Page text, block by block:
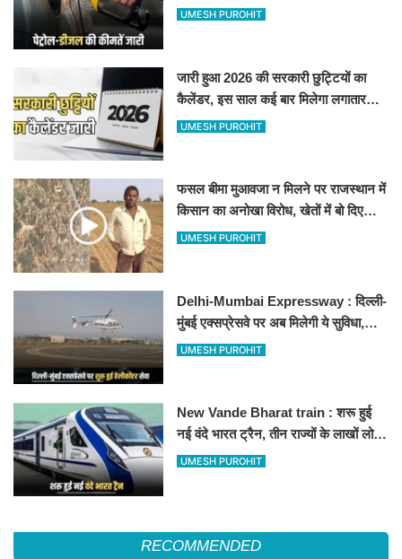
जानिए बीकानेर समेत पुरे प्रदेश में नए रेट
UMESH PUROHIT
जारी हुआ 2026 की सरकारी छुट्टियों का
कैलेंडर, इस साल कई बार मिलेगा लगातार
अवकाश, देखें
UMESH PUROHIT
फसल बीमा मुआवजा न मिलने पर राजस्थान में
किसान का अनोखा विरोध, खेतों में बो दिए
500-500 रुपए के नोट, वीडियो वायरल
UMESH PUROHIT
Delhi-Mumbai Expressway : दिल्ली-
मुंबई एक्सप्रेसवे पर अब मिलेगी ये सुविधा,
हेलीकॉप्टर सर्विस से तुरंत घायल पहुंचेगा
UMESH PUROHIT
New Vande Bharat train : शरू हुई
नई वंदे भारत ट्रैन, तीन राज्यों के लाखों लोगों
का सफर होगा आसान, देखें पूरा रूटमैप
UMESH PUROHIT
RECOMMENDED